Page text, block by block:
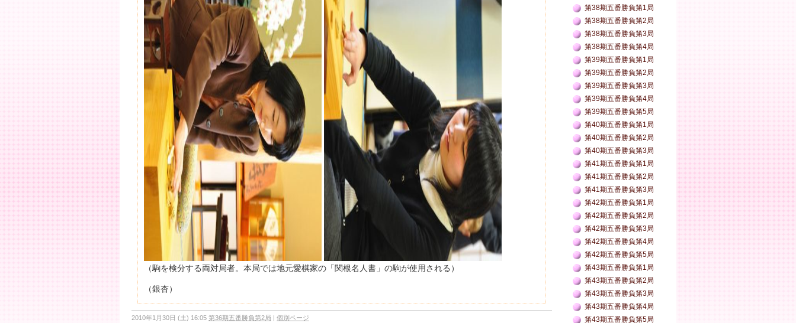
（駒を検分する両対局者。本局では地元愛棋家の「関根名人書」の駒が使用される）
（銀杏）
2010年1月30日 (土) 16:05 第36期五番勝負第2局 | 個別ページ
第38期五番勝負第1局
第38期五番勝負第2局
第38期五番勝負第3局
第38期五番勝負第4局
第39期五番勝負第1局
第39期五番勝負第2局
第39期五番勝負第3局
第39期五番勝負第4局
第39期五番勝負第5局
第40期五番勝負第1局
第40期五番勝負第2局
第40期五番勝負第3局
第41期五番勝負第1局
第41期五番勝負第2局
第41期五番勝負第3局
第42期五番勝負第1局
第42期五番勝負第2局
第42期五番勝負第3局
第42期五番勝負第4局
第42期五番勝負第5局
第43期五番勝負第1局
第43期五番勝負第2局
第43期五番勝負第3局
第43期五番勝負第4局
第43期五番勝負第5局